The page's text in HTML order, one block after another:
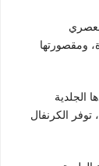
ومقصورتها
الجلدية
توفر الكرنفال